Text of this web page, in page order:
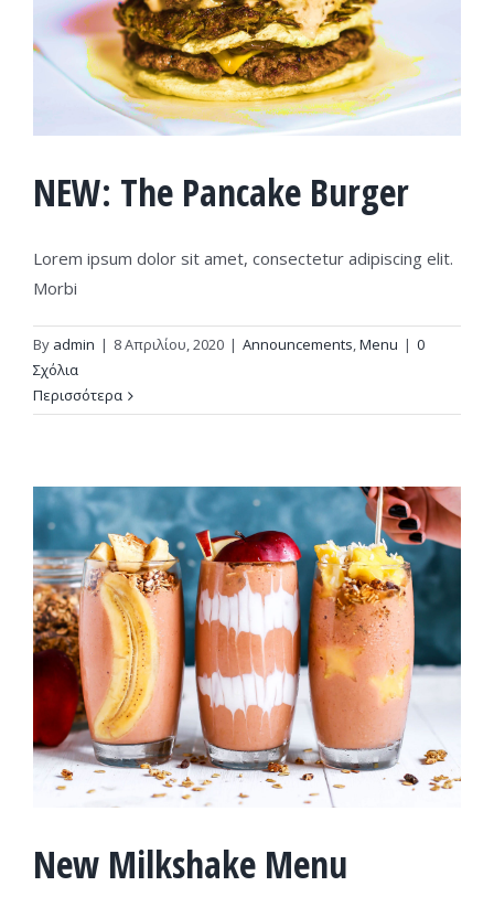
NEW: The Pancake Burger
Lorem ipsum dolor sit amet, consectetur adipiscing elit.
Morbi
By admin | 8 Απριλίου, 2020 | Announcements,Menu | 0
Σχόλια
Περισσότερα
New Milkshake Menu